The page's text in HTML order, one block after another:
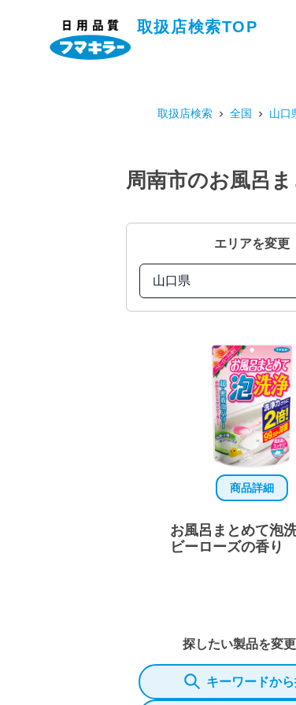
取扱店検索TOP
取扱店検索 全国 山口
周南市のお風呂
エリアを変更
山口県
商品詳細
お風呂まとめて泡
ビーローズの香り
探したい製品を変
キーワードか